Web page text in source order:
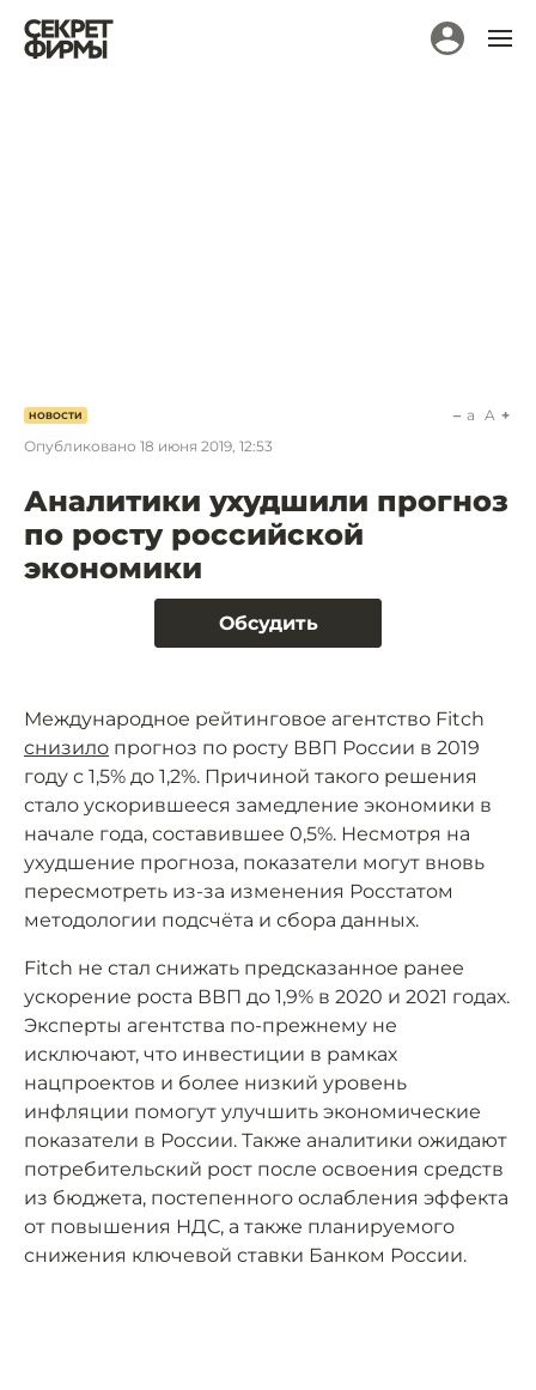
НОВОСТИ
Опубликовано 18 июня 2019, 12:53
a A
Аналитики ухудшили прогноз
по росту российской
экономики
Обсудить
Международное рейтинговое агентство Fitch
снизило прогноз по росту ВВП России в 2019
году с 1,5% до 1,2%. Причиной такого решения
стало ускорившееся замедление экономики в
начале года, составившее 0,5%. Несмотря на
ухудшение прогноза, показатели могут вновь
пересмотреть из-за изменения Росстатом
методологии подсчёта и сбора данных.
Fitch не стал снижать предсказанное ранее
ускорение роста ВВП до 1,9% в 2020 и 2021 годах.
Эксперты агентства по-прежнему не
исключают, что инвестиции в рамках
нацпроектов и более низкий уровень
инфляции помогут улучшить экономические
показатели в России. Также аналитики ожидают
потребительский рост после освоения средств
из бюджета, постепенного ослабления эффекта
от повышения НДС, а также планируемого
снижения ключевой ставки Банком России.